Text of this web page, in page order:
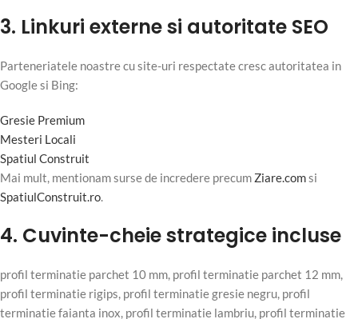
3. Linkuri externe si autoritate SEO
Parteneriatele noastre cu site-uri respectate cresc autoritatea in
Google si Bing:
Gresie Premium
Mesteri Locali
Spatiul Construit
Mai mult, mentionam surse de incredere precum Ziare.comsi
SpatiulConstruit.ro.
4. Cuvinte-cheie strategice incluse
profil terminatie parchet 10 mm, profil terminatie parchet 12 mm,
profil terminatie rigips, profil terminatie gresie negru, profil
terminatie faianta inox, profil terminatie lambriu, profil terminatie